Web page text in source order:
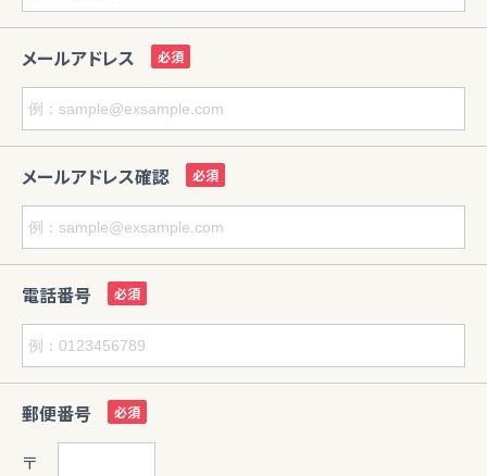
メールアドレス
メールアドレス確認
電話番号
郵便番号
〒